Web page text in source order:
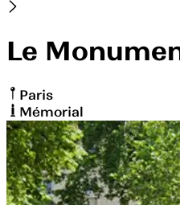
Le
Paris
Mémorial